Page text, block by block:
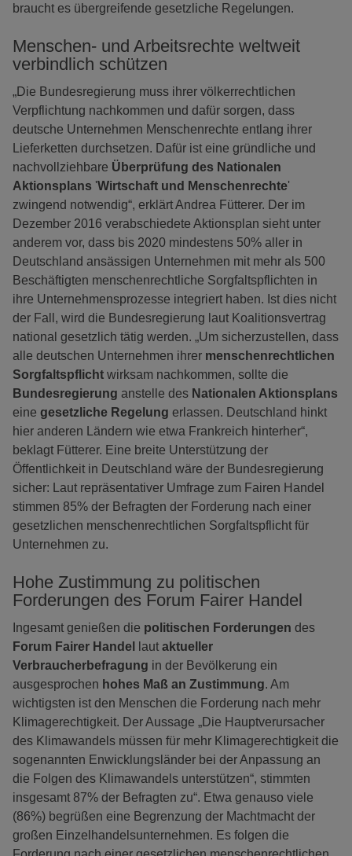
braucht es übergreifende gesetzliche Regelungen.
Menschen- und Arbeitsrechte weltweit
verbindlich schützen
„Die Bundesregierung muss ihrer völkerrechtlichen
Verpflichtung nachkommen und dafür sorgen, dass
deutsche Unternehmen Menschenrechte entlang ihrer
Lieferketten durchsetzen. Dafür ist eine gründliche und
nachvollziehbare Überprüfung des Nationalen
Aktionsplans 'Wirtschaft und Menschenrechte'
zwingend notwendig“, erklärt Andrea Fütterer. Der im
Dezember 2016 verabschiedete Aktionsplan sieht unter
anderem vor, dass bis 2020 mindestens 50% aller in
Deutschland ansässigen Unternehmen mit mehr als 500
Beschäftigten menschenrechtliche Sorgfaltspflichten in
ihre Unternehmensprozesse integriert haben. Ist dies nicht
der Fall, wird die Bundesregierung laut Koalitionsvertrag
national gesetzlich tätig werden. „Um sicherzustellen, dass
alle deutschen Unternehmen ihrer menschenrechtlichen
Sorgfaltspflicht wirksam nachkommen, sollte die
Bundesregierung anstelle des Nationalen Aktionsplans
eine gesetzliche Regelung erlassen. Deutschland hinkt
hier anderen Ländern wie etwa Frankreich hinterher“,
beklagt Fütterer. Eine breite Unterstützung der
Öffentlichkeit in Deutschland wäre der Bundesregierung
sicher: Laut repräsentativer Umfrage zum Fairen Handel
stimmen 85% der Befragten der Forderung nach einer
gesetzlichen menschenrechtlichen Sorgfaltspflicht für
Unternehmen zu.
Hohe Zustimmung zu politischen
Forderungen des Forum Fairer Handel
Ingesamt genießen die politischen Forderungen des
Forum Fairer Handel
laut aktueller
Verbraucherbefragung in der Bevölkerung ein
ausgesprochen hohes Maß an Zustimmung. Am
wichtigsten ist den Menschen die Forderung nach mehr
Klimagerechtigkeit. Der Aussage „Die Hauptverursacher
des Klimawandels müssen für mehr Klimagerechtigkeit die
sogenannten Enwicklungsländer bei der Anpassung an
die Folgen des Klimawandels unterstützen“, stimmten
insgesamt 87% der Befragten zu“. Etwa genauso viele
(86%) begrüßen eine Begrenzung der Machtmacht der
großen Einzelhandelsunternehmen. Es folgen die